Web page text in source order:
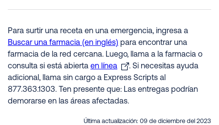
Para surtir una receta en una emergencia, ingresa a
Buscar una farmacia (en inglés) para encontrar una
farmacia de la red cercana. Luego, llama a la farmacia o
consulta si está abierta en línea
. Si necesitas ayuda
adicional, llama sin cargo a Express Scripts al
877.363.1303. Ten presente que: Las entregas podrían
demorarse en las áreas afectadas.
Última actualización: 09 de diciembre del 2023